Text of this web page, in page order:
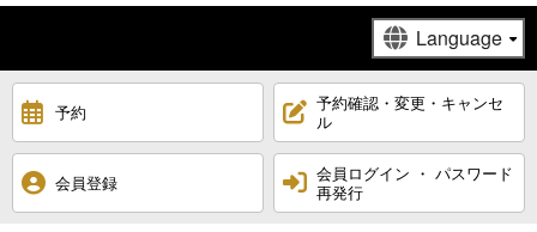
予約
予約確認・変更・キャンセ
ル
会員登録
会員ログイン ・ パスワード
再発行